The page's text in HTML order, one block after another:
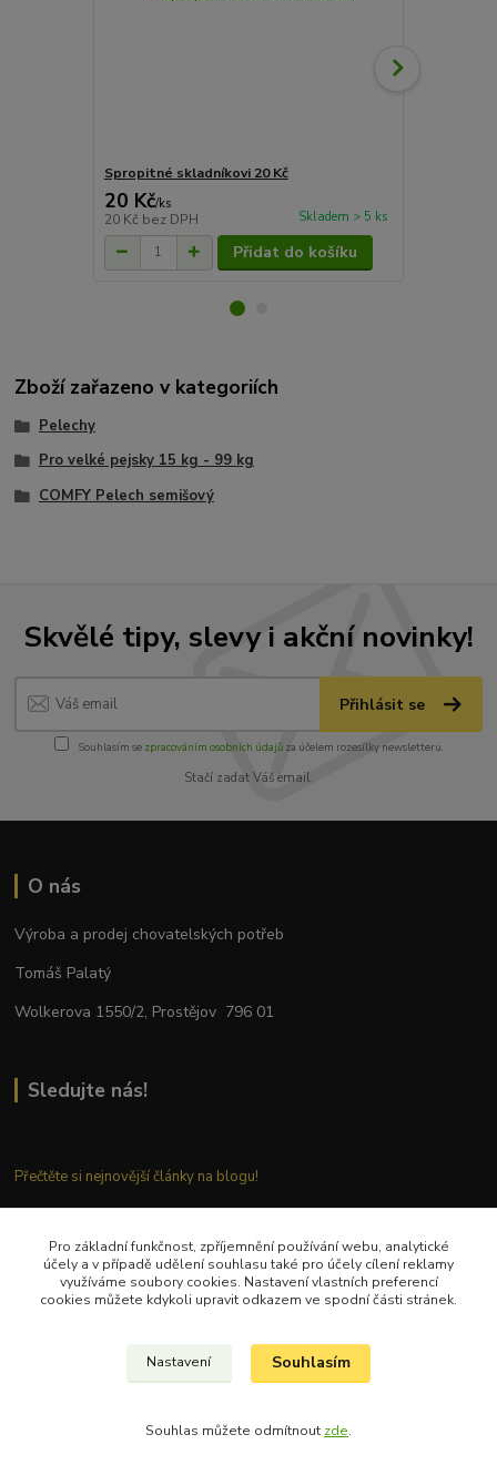
Spropitné skladníkovi 20 Kč
20 Kč/ks
20 Kč bez DPH Skladem > 5 ks
Přidat do košíku
Zboží zařazeno v kategoriích
Pelechy
Pro velké pejsky 15 kg - 99 kg
COMFY Pelech semišový
Skvělé tipy, slevy i akční novinky!
Přihlásit se
Souhlasím se zpracováním osobních údajůza účelem rozesílky newsletteru.
Stačí zadat Váš email.
O nás
Výroba a prodej chovatelských potřeb
Tomáš Palatý
Wolkerova 1550/2, Prostějov 796 01
Sledujte nás!
Přečtěte si nejnovější články na blogu!
Kontaktujte nás
Tel.: + 420 777 282 683
© Copyright 2018 – 2024 Palkar.cz
Pro základní funkčnost, zpříjemnění používání webu, analytické
účely a v případě udělení souhlasu také pro účely cílení reklamy
využíváme soubory cookies. Nastavení vlastních preferencí
cookies můžete kdykoli upravit odkazem ve spodní části stránek.
Nastavení Souhlasím
Souhlas můžete odmítnout zde.